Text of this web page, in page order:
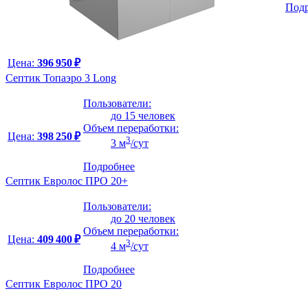
Цена: 396 950 ₽
Септик Топаэро 3 Long
Цена: 398 250 ₽
Пользователи:
до 15 человек
Объем переработки:
3 м3/сут
Подробнее
Септик Евролос ПРО 20+
Цена: 409 400 ₽
Пользователи:
до 20 человек
Объем переработки:
4 м3/сут
Подробнее
Септик Евролос ПРО 20